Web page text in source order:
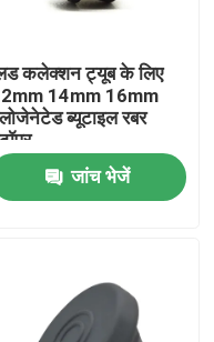
कलेक्शन ट्यूब के लिए
14mm 16mm
ब्यूटाइल रबर
जांच भेजें